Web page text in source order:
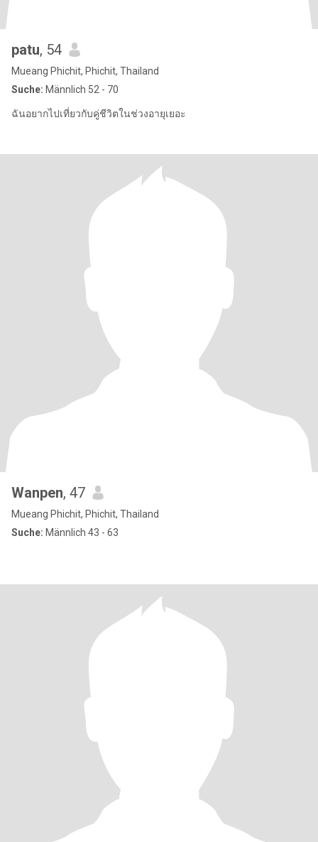
patu, 54
Mueang Phichit, Phichit, Thailand
Suche: Männlich 52 - 70
ฉันอยากไปเที่ยวกับคู่ชีวิตในช่วงอายุเยอะ
Wanpen, 47
Mueang Phichit, Phichit, Thailand
Suche: Männlich 43 - 63